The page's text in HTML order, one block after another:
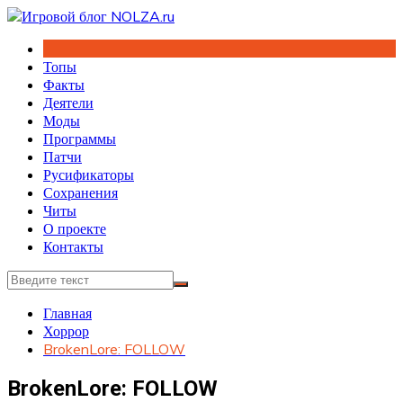
Перейти
содержимому
Топы
Факты
Деятели
Моды
Программы
Патчи
Русификаторы
Сохранения
Читы
О проекте
Контакты
Главная
Хоррор
BrokenLore: FOLLOW
BrokenLore: FOLLOW